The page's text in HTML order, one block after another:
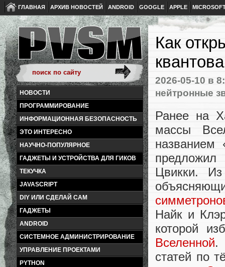
ГЛАВНАЯ АРХИВ НОВОСТЕЙ ANDROID GOOGLE APPLE
НОВОСТИ
ПРОГРАММИРОВАНИЕ
ИНФОРМАЦИОННАЯ БЕЗОПАСНОСТЬ
ЭТО ИНТЕРЕСНО
НАУЧНО-ПОПУЛЯРНОЕ
ГАДЖЕТЫ И УСТРОЙСТВА ДЛЯ ГИКОВ
ТЕКУЧКА
JAVASCRIPT
DIY ИЛИ СДЕЛАЙ САМ
ГАДЖЕТЫ
ANDROID
СИСТЕМНОЕ АДМИНИСТРИРОВАНИЕ
УПРАВЛЕНИЕ ПРОЕКТАМИ
PYTHON
Как
2026-05-10 в
нейтронные
Ранее на
массы
названием
Цвикки. Из
Найк и
которой
Вселенной.
статей по